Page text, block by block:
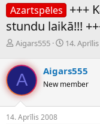
Azartspēles +++
stundu laikā!!!
P
v
d
i
e
n
Aigars555
S
u
m
d
14.
A Aigars555
New member
14. Aprīlis 2008